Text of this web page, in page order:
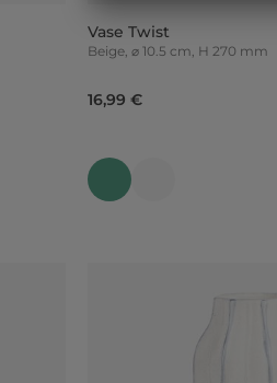
Vase Twist
Beige, ⌀ 10.5 cm, H 270 mm
16,99 €